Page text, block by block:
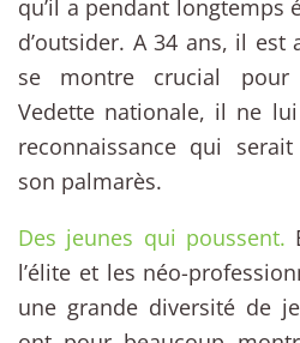
qu’il a pendant longtemps
d’outsider. A 34 ans, il
se montre crucial pour
Vedette nationale, il ne
reconnaissance qui
son palmarès.
Des jeunes qui poussent.
l’élite et les néo-
une grande diversité de